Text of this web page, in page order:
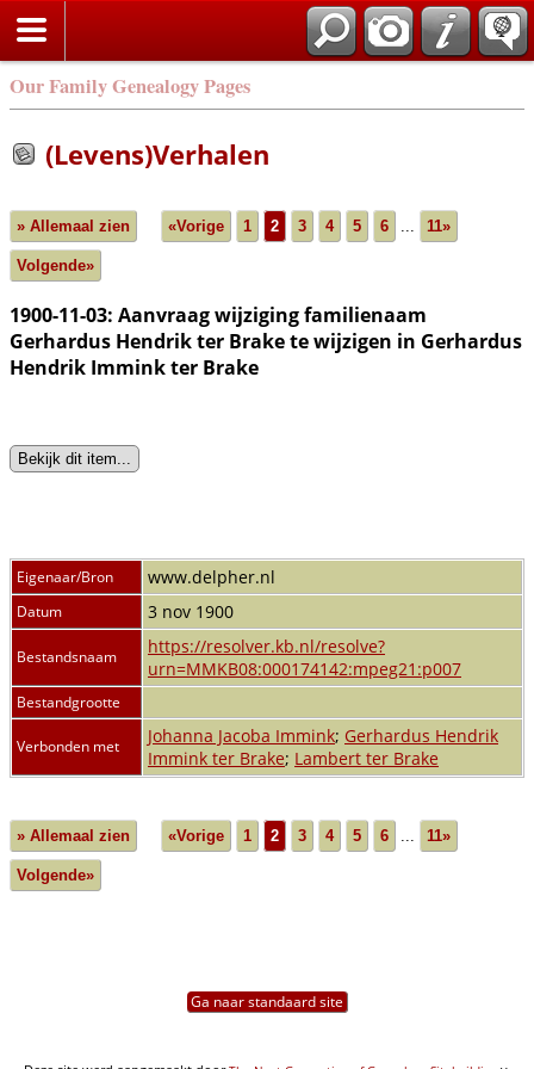
Our Family Genealogy Pages
(Levens)Verhalen
» Allemaal zien «Vorige 1 2 3 4 5 6 ... 11»
Volgende»
1900-11-03: Aanvraag wijziging familienaam
Gerhardus Hendrik ter Brake te wijzigen in Gerhardus
Hendrik Immink ter Brake
Eigenaar/Bron www.delpher.nl
Datum 3 nov 1900
Bestandsnaam
https://resolver.kb.nl/resolve?
urn=MMKB08:000174142:mpeg21:p007
Bestandgrootte
Verbonden met Johanna Jacoba Immink; Gerhardus Hendrik
Immink ter Brake; Lambert ter Brake
» Allemaal zien «Vorige 1 2 3 4 5 6 11»
Volgende»
Ga naar standaard site